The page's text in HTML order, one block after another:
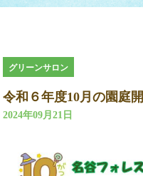
グリーンサロン
令和６年度10月の園庭
2024年09月21日